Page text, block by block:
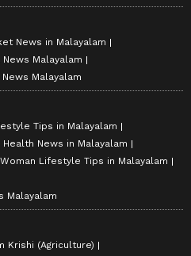
News in Malayalam
News Malayalam
Malayalam
Tips in Malayalam
Health News in Malayalam
Woman Lifestyle Tips in Malayalam
Malayalam
Krishi (Agriculture)